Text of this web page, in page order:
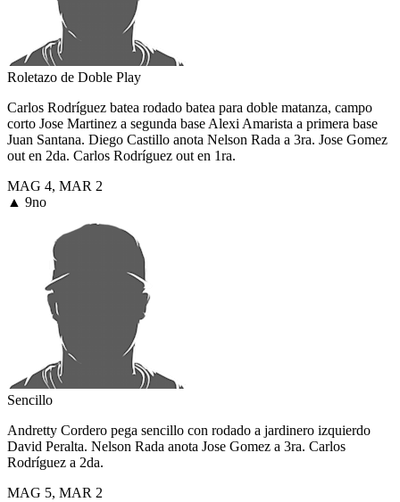
Roletazo de Doble Play
Carlos Rodríguez batea rodado batea para doble matanza, campo
corto Jose Martinez a segunda base Alexi Amarista a primera base
Juan Santana. Diego Castillo anota Nelson Rada a 3ra. Jose Gomez
out en 2da. Carlos Rodríguez out en 1ra.
MAG 4, MAR 2
▲ 9no
Sencillo
Andretty Cordero pega sencillo con rodado a jardinero izquierdo
David Peralta. Nelson Rada anota Jose Gomez a 3ra. Carlos
Rodríguez a 2da.
MAG 5, MAR 2